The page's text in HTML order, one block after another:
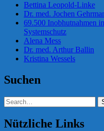
Bettina Leopold-Linke
Dr. med. Jochen
69.500 Inobhutnahmen
Systemschutz
Alena Mess
Dr. med. Arthur Ballin
Kristina Wessels
Suchen
Nützliche Links